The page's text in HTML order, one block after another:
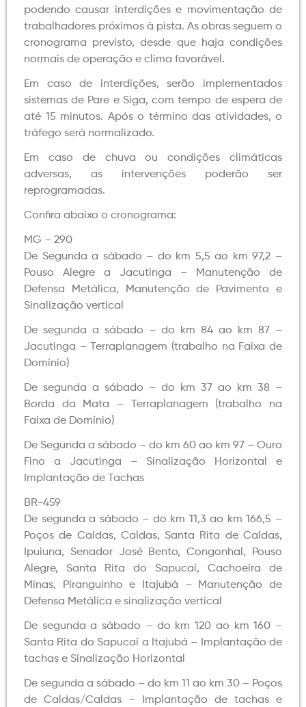
podendo causar interdições e movimentação de
trabalhadores próximos à pista. As obras seguem o
cronograma previsto, desde que haja condições
normais de operação e clima favorável.
Em caso de interdições, serão implementados
sistemas de Pare e Siga, com tempo de espera de
até 15 minutos. Após o término das atividades, o
tráfego será normalizado.
Em caso de chuva ou condições climáticas
adversas, as intervenções poderão ser
reprogramadas.
Confira abaixo o cronograma:
MG – 290
De Segunda a sábado – do km 5,5 ao km 97,2 –
Pouso Alegre a Jacutinga – Manutenção de
Defensa Metálica, Manutenção de Pavimento e
Sinalização vertical
De segunda a sábado – do km 84 ao km 87 –
Jacutinga – Terraplanagem (trabalho na Faixa de
Domínio)
De segunda a sábado – do km 37 ao km 38 –
Borda da Mata – Terraplanagem (trabalho na
Faixa de Domínio)
De Segunda a sábado – do km 60 ao km 97 – Ouro
Fino a Jacutinga – Sinalização Horizontal e
Implantação de Tachas
BR-459
De segunda a sábado – do km 11,3 ao km 166,5 –
Poços de Caldas, Caldas, Santa Rita de Caldas,
Ipuiuna, Senador José Bento, Congonhal, Pouso
Alegre, Santa Rita do Sapucaí, Cachoeira de
Minas, Piranguinho e Itajubá – Manutenção de
Defensa Metálica e sinalização vertical
De segunda a sábado – do km 120 ao km 160 –
Santa Rita do Sapucaí a Itajubá – Implantação de
tachas e Sinalização Horizontal
De segunda a sábado – do km 11 ao km 30 – Poços
de Caldas/Caldas – Implantação de tachas e